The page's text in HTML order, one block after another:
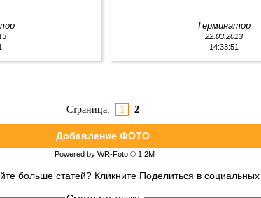
Терминатор
22.03.2013
14:33:51
Страница: 1 2
Добавление ФОТО *
Powered by WR-Foto © 1.2М
больше статей? Кликните Поделиться в